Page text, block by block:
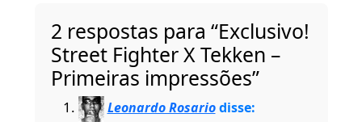
2 respostas para “Exclusivo!
Street Fighter X Tekken –
Primeiras impressões”
Leonardo Rosario disse: